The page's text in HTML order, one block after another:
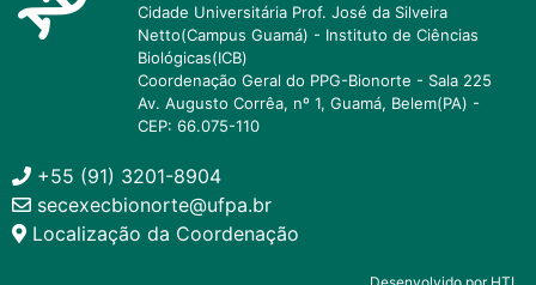
Cidade Universitária Prof. José da Silveira
Netto(Campus Guamá) - Instituto de Ciências
Biológicas(ICB)
Coordenação Geral do PPG-Bionorte - Sala 225
Av. Augusto Corrêa, nº 1, Guamá, Belem(PA) -
CEP: 66.075-110
+55 (91) 3201-8904
secexecbionorte@ufpa.br
Localização da Coordenação